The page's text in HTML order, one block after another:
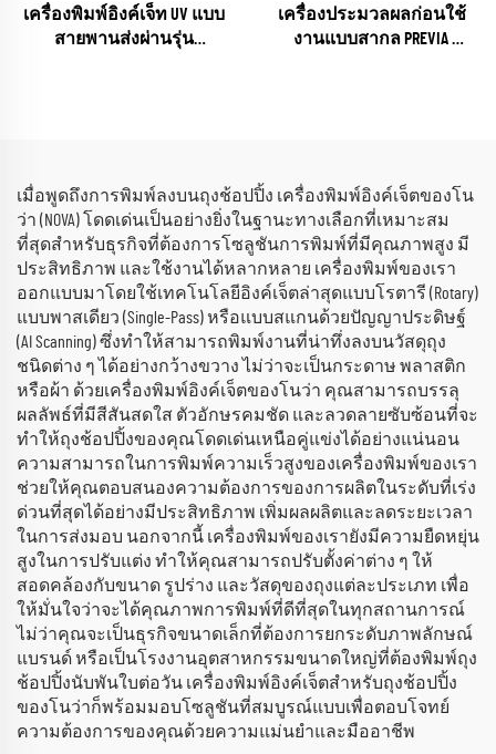
เครื่องพิมพ์อิงค์เจ็ท UV แบบ
สายพานส่งผ่านรุ่น
เครื่องประมวลผลก่อนใช้
งานแบบสากล PREVIA
เมื่อพูดถึงการพิมพ์ลงบนถุงช้อปปิ้ง เครื่องพิมพ์อิงค์เจ็ตของโน
ว่า (NOVA) โดดเด่นเป็นอย่างยิ่งในฐานะทางเลือกที่เหมาะสม
ที่สุดสำหรับธุรกิจที่ต้องการโซลูชันการพิมพ์ที่มีคุณภาพสูง มี
ประสิทธิภาพ และใช้งานได้หลากหลาย เครื่องพิมพ์ของเรา
ออกแบบมาโดยใช้เทคโนโลยีอิงค์เจ็ตล่าสุดแบบโรตารี (Rotary)
แบบพาสเดียว (Single-Pass) หรือแบบสแกนด้วยปัญญาประดิษฐ์
(AI Scanning) ซึ่งทำให้สามารถพิมพ์งานที่น่าทึ่งลงบนวัสดุถุง
ชนิดต่าง ๆ ได้อย่างกว้างขวาง ไม่ว่าจะเป็นกระดาษ พลาสติก
หรือผ้า ด้วยเครื่องพิมพ์อิงค์เจ็ตของโนว่า คุณสามารถบรรลุ
ผลลัพธ์ที่มีสีสันสดใส ตัวอักษรคมชัด และลวดลายซับซ้อนที่จะ
ทำให้ถุงช้อปปิ้งของคุณโดดเด่นเหนือคู่แข่งได้อย่างแน่นอน
ความสามารถในการพิมพ์ความเร็วสูงของเครื่องพิมพ์ของเรา
ช่วยให้คุณตอบสนองความต้องการของการผลิตในระดับที่เร่ง
ด่วนที่สุดได้อย่างมีประสิทธิภาพ เพิ่มผลผลิตและลดระยะเวลา
ในการส่งมอบ นอกจากนี้ เครื่องพิมพ์ของเรายังมีความยืดหยุ่น
สูงในการปรับแต่ง ทำให้คุณสามารถปรับตั้งค่าต่าง ๆ ให้
สอดคล้องกับขนาด รูปร่าง และวัสดุของถุงแต่ละประเภท เพื่อ
ให้มั่นใจว่าจะได้คุณภาพการพิมพ์ที่ดีที่สุดในทุกสถานการณ์
ไม่ว่าคุณจะเป็นธุรกิจขนาดเล็กที่ต้องการยกระดับภาพลักษณ์
แบรนด์ หรือเป็นโรงงานอุตสาหกรรมขนาดใหญ่ที่ต้องพิมพ์ถุง
ช้อปปิ้งนับพันใบต่อวัน เครื่องพิมพ์อิงค์เจ็ตสำหรับถุงช้อปปิ้ง
ของโนว่าก็พร้อมมอบโซลูชันที่สมบูรณ์แบบเพื่อตอบโจทย์
ความต้องการของคุณด้วยความแม่นยำและมืออาชีพ